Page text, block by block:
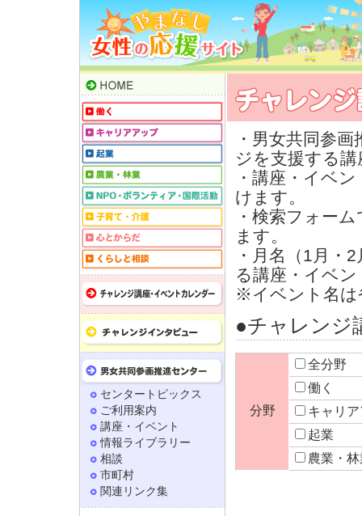
・男女共同参
ジを支援する
・講座・イベ
けます。
・検索フォー
ます。
・月名（1月・
る講座・イベ
※イベント名は
●チャレンジ
分野
全分野
働く
キャリ
起業
農業・林
センタートピックス
ご利用案内
講座・イベント
情報ライブラリー
相談
市町村
関連リンク集